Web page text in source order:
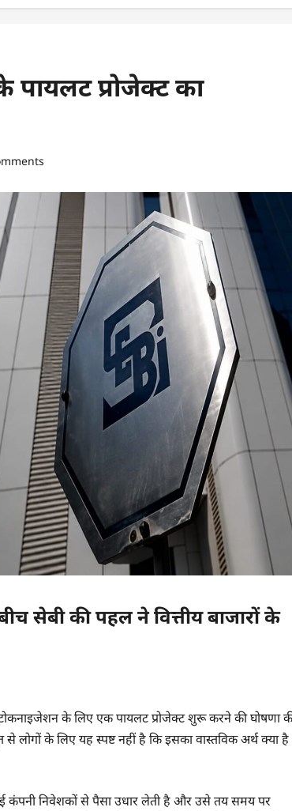
पायलट प्रोजेक्ट का
सेबी की पहल ने वित्तीय बाजारों के
टोकनाइजेशन के लिए एक पायलट प्रोजेक्ट शुरू करने की घोषणा
लोगों के लिए यह स्पष्ट नहीं है कि इसका वास्तविक अर्थ क्या है
कंपनी निवेशकों से पैसा उधार लेती है और उसे तय समय पर